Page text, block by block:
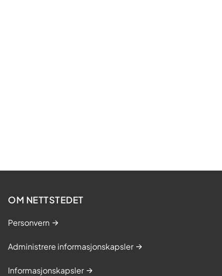
OM NETTSTEDET
Personvern
Administrere informasjonskapsler
Informasjonskapsler